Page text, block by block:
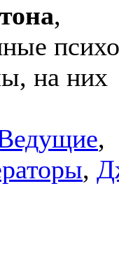
,
на них
,
,